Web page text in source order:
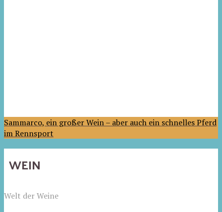
Sammarco, ein großer Wein – aber auch ein schnelles Pferd
im Rennsport
WEIN
Welt der Weine